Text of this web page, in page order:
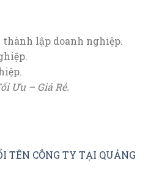
lập doanh nghiệp.
Ưu – Giá Rẻ.
TÊN CÔNG TY TẠI QUẢNG